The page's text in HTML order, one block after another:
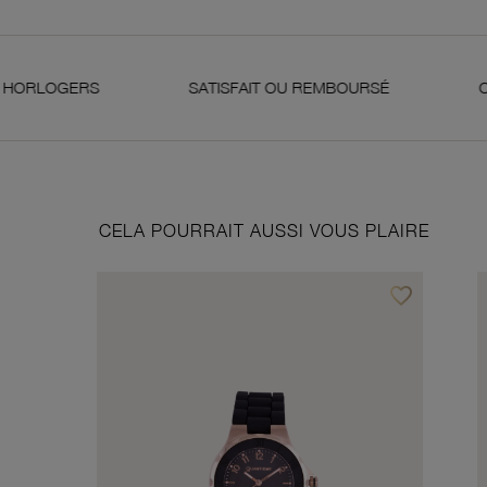
SATISFAIT OU REMBOURSÉ OR 18
CELA POURRAIT AUSSI VOUS PLAIRE
favorite_borderAjouter à vos